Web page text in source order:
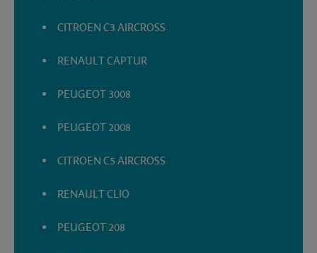
CITROEN C3 AIRCROSS
RENAULT CAPTUR
PEUGEOT 3008
PEUGEOT 2008
CITROEN C5 AIRCROSS
RENAULT CLIO
PEUGEOT 208